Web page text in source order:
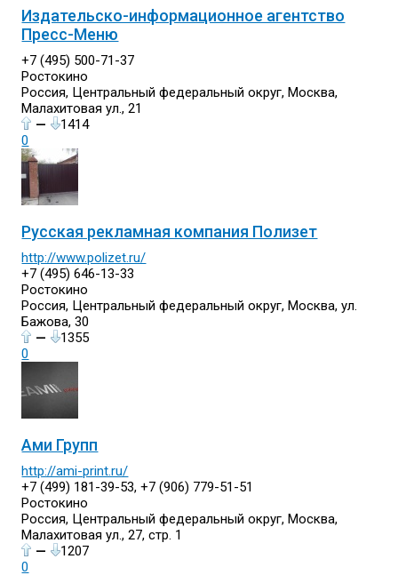
Издательско-информационное агентство
Пресс-Меню
+7 (495) 500-71-37
Ростокино
Россия, Центральный федеральный округ, Москва,
Малахитовая ул., 21
—
1414
0
Русская рекламная компания Полизет
http://www.polizet.ru/
+7 (495) 646-13-33
Ростокино
Россия, Центральный федеральный округ, Москва, ул.
Бажова, 30
—
1355
0
Ами Групп
http://ami-print.ru/
+7 (499) 181-39-53, +7 (906) 779-51-51
Ростокино
Россия, Центральный федеральный округ, Москва,
Малахитовая ул., 27, стр. 1
—
1207
0